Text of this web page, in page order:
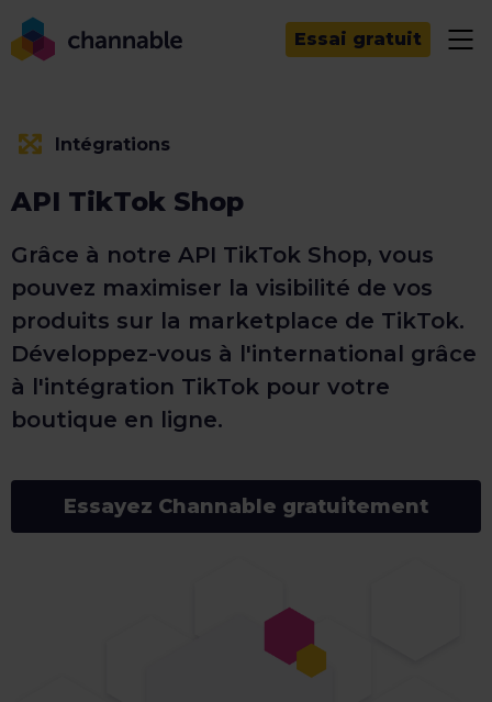
Essai gratuit
Intégrations
API TikTok Shop
Grâce à notre API TikTok Shop, vous
pouvez maximiser la visibilité de vos
produits sur la marketplace de TikTok.
Développez-vous à l'international grâce
à l'intégration TikTok pour votre
boutique en ligne.
Essayez Channable gratuitement